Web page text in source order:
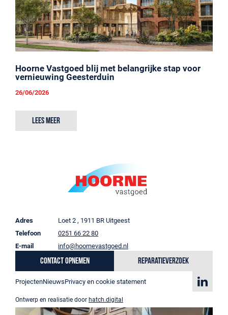
Hoorne Vastgoed blij met belangrijke stap voor
vernieuwing Geesterduin
26/06/2026
Lees meer
Adres
Loet 2 , 1911 BR Uitgeest
Telefoon
0251 66 22 80
E-mail
info@hoornevastgoed.nl
Contact opnemen Reparatieverzoek
ProjectenNieuwsPrivacy en cookie statement
Ontwerp en realisatie door hatch.digital